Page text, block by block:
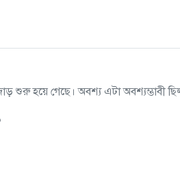
হয়ে গেছে। অবশ্য এটা অবশ্যম্ভাবী ছিল।